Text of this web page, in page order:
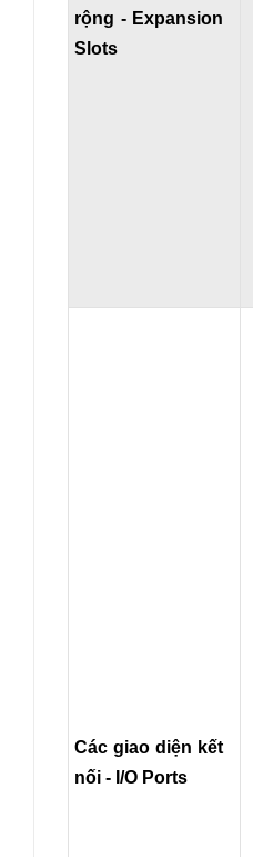
rộng - Expansion
Slots
Các giao diện kết
nối - I/O Ports